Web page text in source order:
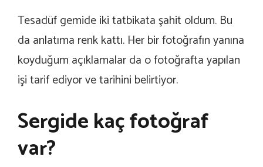
Tesadüf gemide iki tatbikata şahit oldum. Bu
da anlatıma renk kattı. Her bir fotoğrafın yanına
koyduğum açıklamalar da o fotoğrafta yapılan
işi tarif ediyor ve tarihini belirtiyor.
Sergide kaç fotoğraf
var?